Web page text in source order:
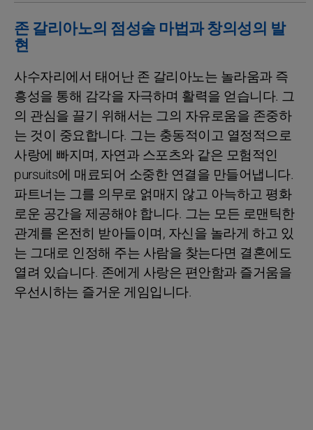
존 갈리아노의 점성술 마법과 창의성의 발
현
사수자리에서 태어난 존 갈리아노는 놀라움과 즉
흥성을 통해 감각을 자극하며 활력을 얻습니다. 그
의 관심을 끌기 위해서는 그의 자유로움을 존중하
는 것이 중요합니다. 그는 충동적이고 열정적으로
사랑에 빠지며, 자연과 스포츠와 같은 모험적인
pursuits에 매료되어 소중한 연결을 만들어냅니다.
파트너는 그를 의무로 얽매지 않고 아늑하고 평화
로운 공간을 제공해야 합니다. 그는 모든 로맨틱한
관계를 온전히 받아들이며, 자신을 놀라게 하고 있
는 그대로 인정해 주는 사람을 찾는다면 결혼에도
열려 있습니다. 존에게 사랑은 편안함과 즐거움을
우선시하는 즐거운 게임입니다.